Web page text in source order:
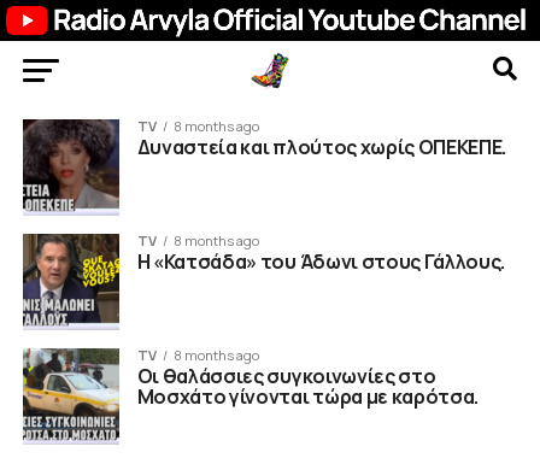
TV 8 months ago
Δυναστεία και πλούτος χωρίς ΟΠΕΚΕΠΕ.
TV 8 months ago
Η «Κατσάδα» του Άδωνι στους Γάλλους.
TV 8 months ago
Οι θαλάσσιες συγκοινωνίες στο
Μοσχάτο γίνονται τώρα με καρότσα.